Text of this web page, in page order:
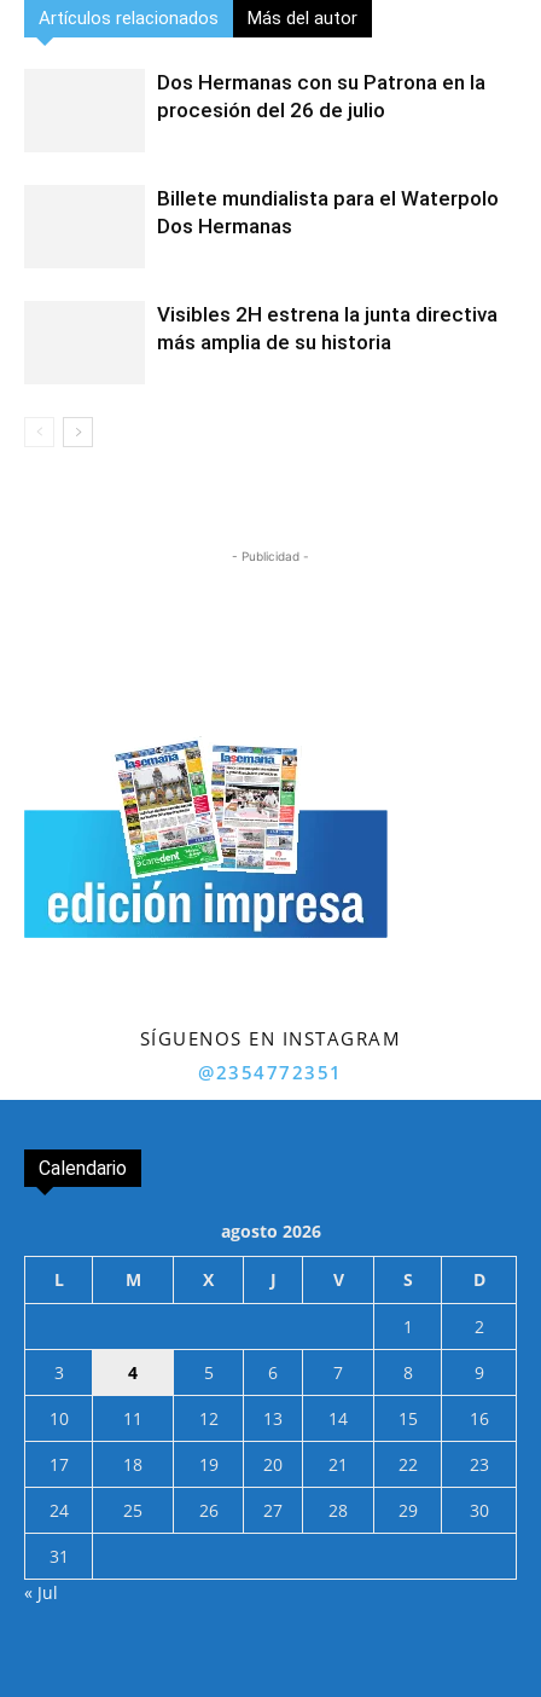
Artículos relacionados Más del autor
Dos Hermanas con su Patrona en la
procesión del 26 de julio
Billete mundialista para el Waterpolo
Dos Hermanas
Visibles 2H estrena la junta directiva
más amplia de su historia
- Publicidad -
SÍGUENOS EN INSTAGRAM
@2354772351
Calendario
agosto 2026
L M X J V S D
1
2
3
4 5 6 7 8
9
10
11 12 13 14 15
16
17
18 19 20 21 22
23
24
25 26 27 28 29
30
31
« Jul